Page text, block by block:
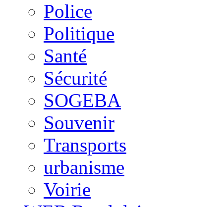
Police
Politique
Santé
Sécurité
SOGEBA
Souvenir
Transports
urbanisme
Voirie